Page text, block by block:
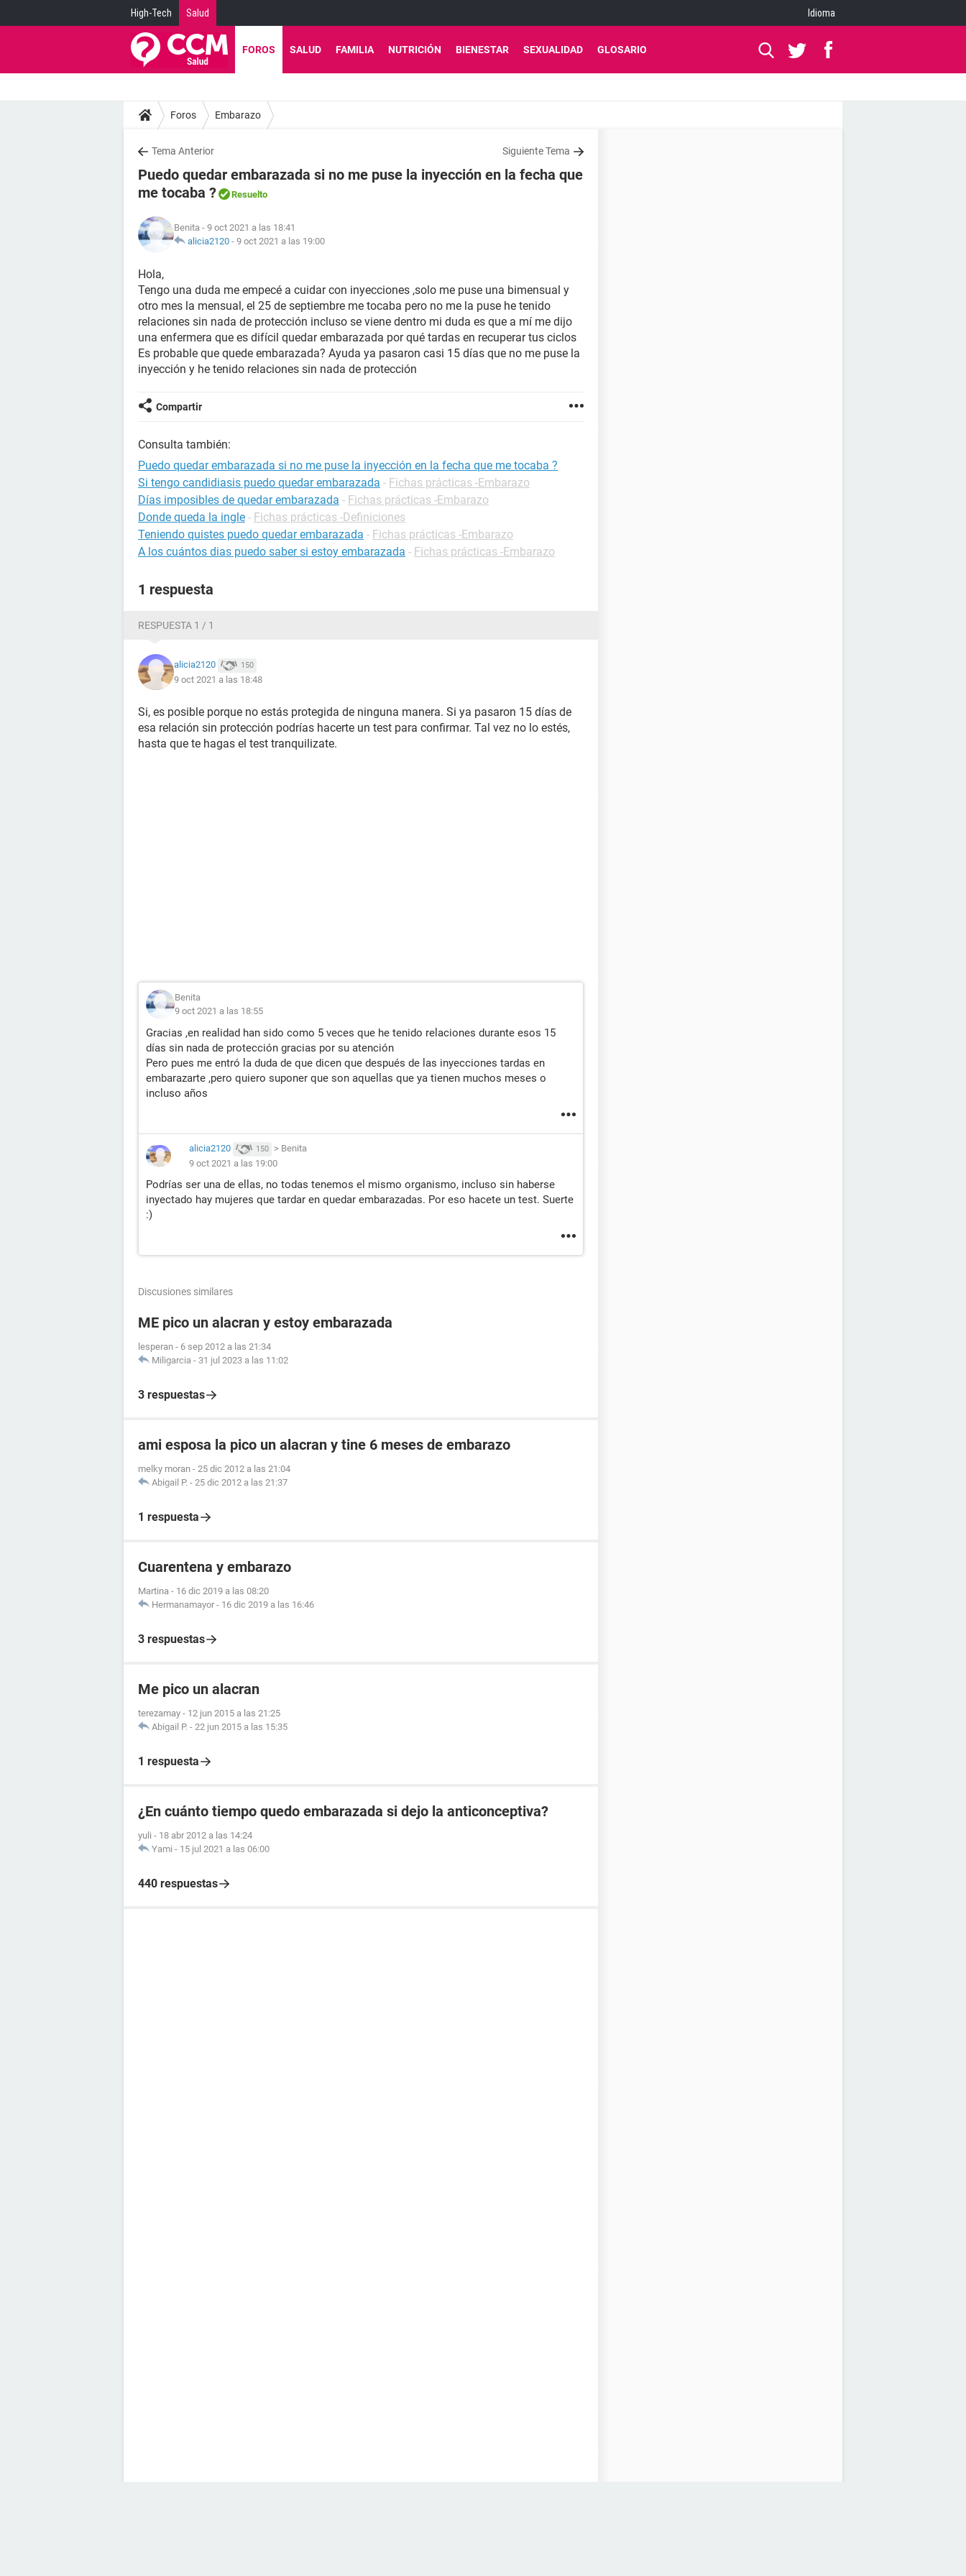
High-Tech Salud Idioma
FOROS SALUD FAMILIA NUTRICIÓN BIENESTAR SEXUALIDAD GLOSARIO
Foros Embarazo
Tema Anterior Siguiente Tema
Puedo quedar embarazada si no me puse la inyección en la fecha que
me tocaba ?
Resuelto
Benita - 9 oct 2021 a las 18:41
alicia2120 - 9 oct 2021 a las 19:00
Hola,
Tengo una duda me empecé a cuidar con inyecciones ,solo me puse una bimensual y
otro mes la mensual, el 25 de septiembre me tocaba pero no me la puse he tenido
relaciones sin nada de protección incluso se viene dentro mi duda es que a mí me dijo
una enfermera que es difícil quedar embarazada por qué tardas en recuperar tus ciclos
Es probable que quede embarazada? Ayuda ya pasaron casi 15 días que no me puse la
inyección y he tenido relaciones sin nada de protección
Compartir
Consulta también:
Puedo quedar embarazada si no me puse la inyección en la fecha que me tocaba ?
Si tengo candidiasis puedo quedar embarazada - Fichas prácticas -Embarazo
Días imposibles de quedar embarazada - Fichas prácticas -Embarazo
Donde queda la ingle - Fichas prácticas -Definiciones
Teniendo quistes puedo quedar embarazada - Fichas prácticas -Embarazo
A los cuántos dias puedo saber si estoy embarazada - Fichas prácticas -Embarazo
1 respuesta
RESPUESTA 1 / 1
alicia2120 150
9 oct 2021 a las 18:48
Si, es posible porque no estás protegida de ninguna manera. Si ya pasaron 15 días de
esa relación sin protección podrías hacerte un test para confirmar. Tal vez no lo estés,
hasta que te hagas el test tranquilizate.
Benita
9 oct 2021 a las 18:55
Gracias ,en realidad han sido como 5 veces que he tenido relaciones durante esos 15
días sin nada de protección gracias por su atención
Pero pues me entró la duda de que dicen que después de las inyecciones tardas en
embarazarte ,pero quiero suponer que son aquellas que ya tienen muchos meses o
incluso años
alicia2120 150 > Benita
9 oct 2021 a las 19:00
Podrías ser una de ellas, no todas tenemos el mismo organismo, incluso sin haberse
inyectado hay mujeres que tardar en quedar embarazadas. Por eso hacete un test. Suerte
:)
Discusiones similares
ME pico un alacran y estoy embarazada
lesperan - 6 sep 2012 a las 21:34
Miligarcia - 31 jul 2023 a las 11:02
3 respuestas
ami esposa la pico un alacran y tine 6 meses de embarazo
melky moran - 25 dic 2012 a las 21:04
Abigail P. - 25 dic 2012 a las 21:37
1 respuesta
Cuarentena y embarazo
Martina - 16 dic 2019 a las 08:20
Hermanamayor - 16 dic 2019 a las 16:46
3 respuestas
Me pico un alacran
terezamay - 12 jun 2015 a las 21:25
Abigail P. - 22 jun 2015 a las 15:35
1 respuesta
¿En cuánto tiempo quedo embarazada si dejo la anticonceptiva?
yuli - 18 abr 2012 a las 14:24
Yami - 15 jul 2021 a las 06:00
440 respuestas